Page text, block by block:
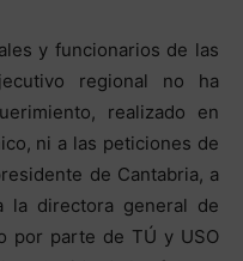
y funcionarios de las
regional no ha
realizado en
ni a las peticiones de
de Cantabria, a
la directora general de
por parte de TÚ y USO